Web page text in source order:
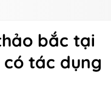
bắc tại
tác dụng